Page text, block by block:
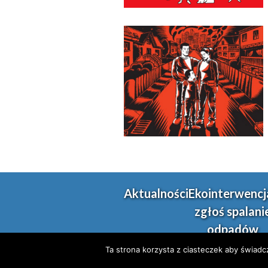
Aktualności
zgłoś
odpadów
Ta strona korzysta z ciasteczek aby